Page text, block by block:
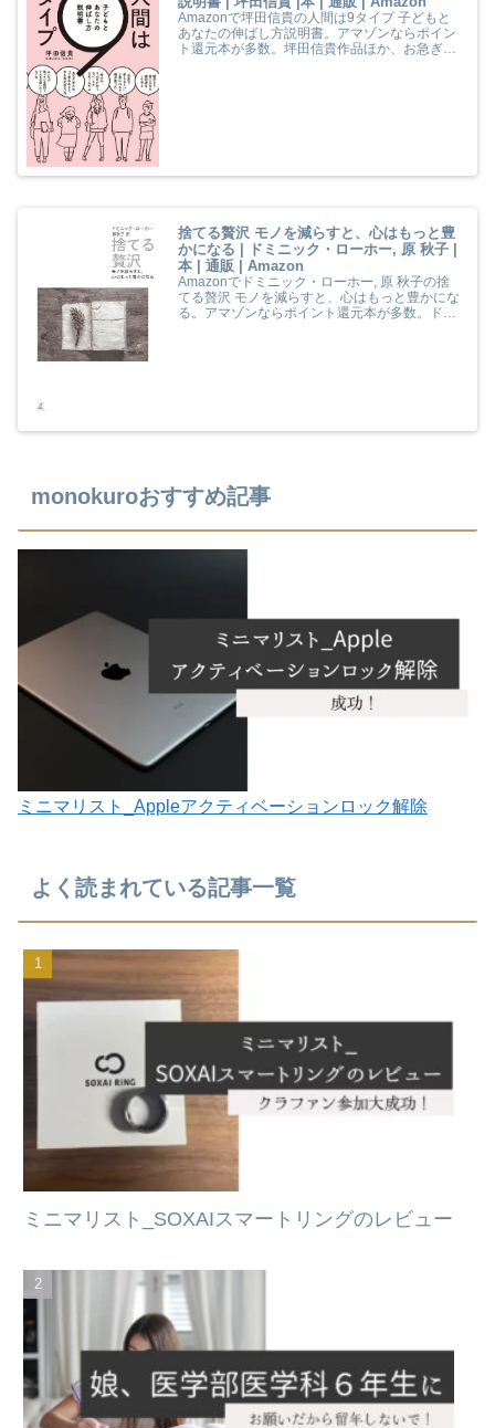
Amazonで坪田信貴の人間は9タイプ 子どもと
あなたの伸ばし方説明書。アマゾンならポイン
ト還元本が多数。坪田信貴作品ほか、お急ぎ便
捨てる贅沢 モノを減らすと、心はもっと豊
かになる | ドミニック・ローホー, 原 秋子 |
本 | 通販 | Amazon
Amazonでドミニック・ローホー, 原 秋子の捨
てる贅沢 モノを減らすと、心はもっと豊かにな
る。アマゾンならポイント還元本が多数。ドミ
monokuroおすすめ記事
ミニマリスト_Appleアクティベーションロック解除
よく読まれている記事一覧
ミニマリスト_SOXAIスマートリングのレビュー